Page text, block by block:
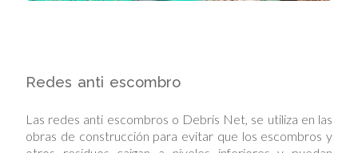
Redes anti escombro
Las redes anti escombros o Debris Net, se utiliza en las
obras de construcción para evitar que los escombros y